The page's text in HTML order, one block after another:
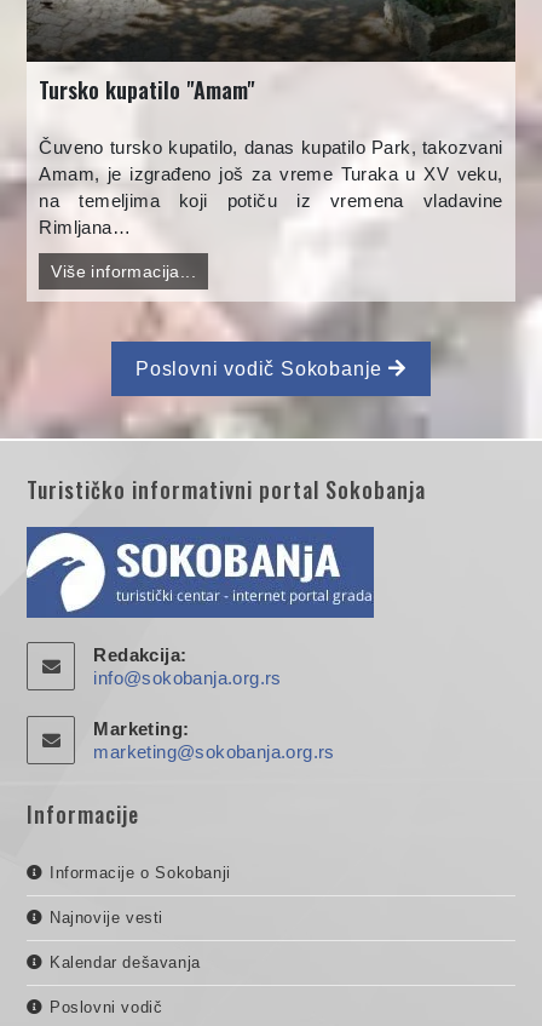
Tursko kupatilo "Amam"
Čuveno tursko kupatilo, danas kupatilo Park, takozvani
Amam, je izgrađeno još za vreme Turaka u XV veku,
na temeljima koji potiču iz vremena vladavine
Rimljana…
Više informacija...
Poslovni vodič Sokobanje
Turističko informativni portal Sokobanja
Redakcija:
info@sokobanja.org.rs
Marketing:
marketing@sokobanja.org.rs
Informacije
Informacije o Sokobanji
Najnovije vesti
Kalendar dešavanja
Poslovni vodič